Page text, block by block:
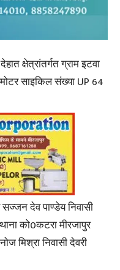
क्षेत्रांतर्गत ग्राम इटवा
साइकिल संख्या UP 64
देव पाण्डेय निवासी
को0कटरा मीरजापुर
मिश्रा निवासी देवरी